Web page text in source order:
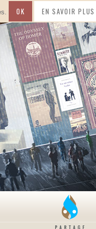
OK EN SAVOIR PLUS